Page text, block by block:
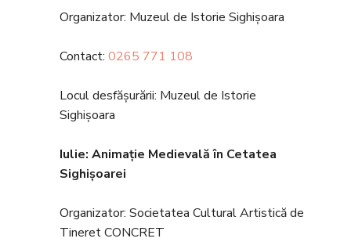
Organizator: Muzeul de Istorie Sighișoara
Contact: 0265 771 108
Locul desfășurării: Muzeul de Istorie
Sighișoara
Iulie: Animație Medievală în Cetatea
Sighișoarei
Organizator: Societatea Cultural Artistică de
Tineret CONCRET